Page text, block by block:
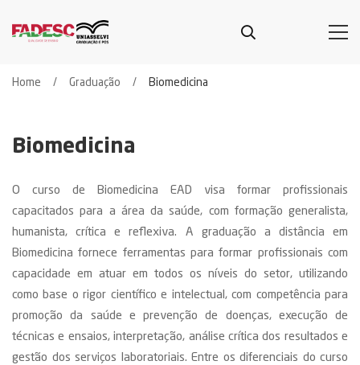
Home Graduação Biomedicina
Biomedicina
O curso de Biomedicina EAD visa formar profissionais
capacitados para a área da saúde, com formação generalista,
humanista, crítica e reflexiva. A graduação a distância em
Biomedicina fornece ferramentas para formar profissionais com
capacidade em atuar em todos os níveis do setor, utilizando
como base o rigor científico e intelectual, com competência para
promoção da saúde e prevenção de doenças, execução de
técnicas e ensaios, interpretação, análise crítica dos resultados e
gestão dos serviços laboratoriais. Entre os diferenciais do curso